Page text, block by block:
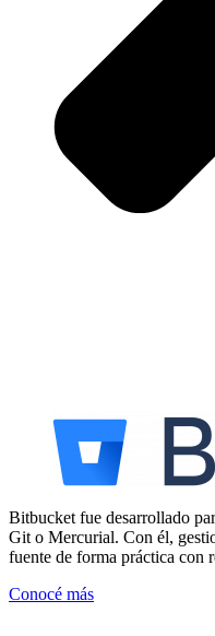
Bitbucket fue desarrollado
Git o Mercurial. Con él,
fuente de forma práctica con
Conocé más